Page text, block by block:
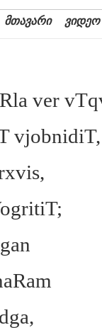
მთავარი ვიდეო
ver
vjobnidiT,